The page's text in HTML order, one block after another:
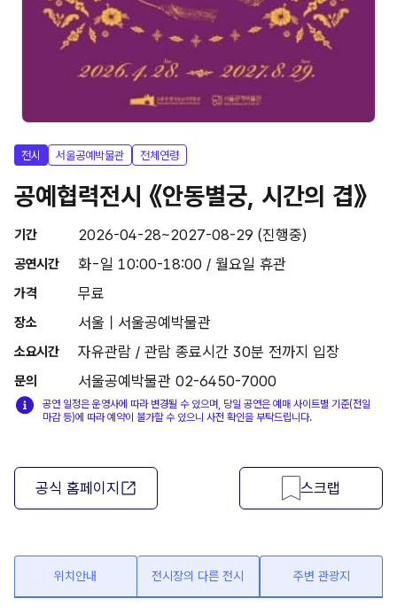
전시 서울공예박물관 전체연령
공예협력전시 《안동별궁, 시간의 겹》
기간 2026-04-28~2027-08-29 (진행중)
공연시간 화-일 10:00-18:00 / 월요일 휴관
가격 무료
장소 서울 | 서울공예박물관
소요시간 자유관람 / 관람 종료시간 30분 전까지 입장
문의 서울공예박물관 02-6450-7000
공연 일정은 운영사에 따라 변경될 수 있으며, 당일 공연은 예매 사이트별 기준(전일
마감 등)에 따라 예약이 불가할 수 있으니 사전 확인을 부탁드립니다.
공식 홈페이지 스크랩
위치안내 전시장의 다른 전시 주변 관광지